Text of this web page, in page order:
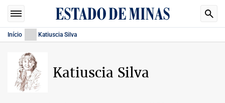
Início Katiuscia Silva
Katiuscia Silva